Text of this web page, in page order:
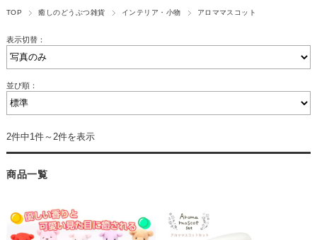
TOP 癒しのどうぶつ雑貨 インテリア・小物 アロママスコット
表示切替：
並び順：
2件中1件～2件を表示
商品一覧